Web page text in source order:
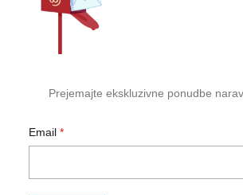
Prejemajte ekskluzivne ponudbe
Email